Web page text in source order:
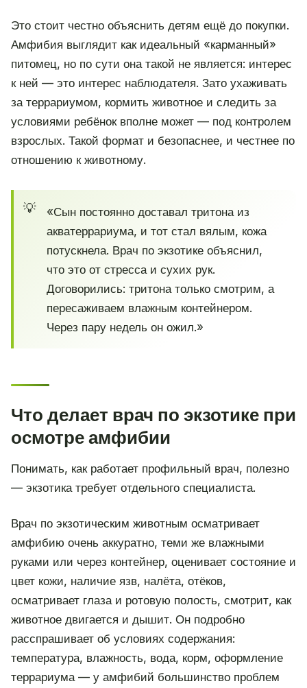
Это стоит честно объяснить детям ещё до покупки.
Амфибия выглядит как идеальный «карманный»
питомец, но по сути она такой не является: интерес
к ней — это интерес наблюдателя. Зато ухаживать
за террариумом, кормить животное и следить за
условиями ребёнок вполне может — под контролем
взрослых. Такой формат и безопаснее, и честнее по
отношению к животному.
«Сын постоянно доставал тритона из
акватеррариума, и тот стал вялым, кожа
потускнела. Врач по экзотике объяснил,
что это от стресса и сухих рук.
Договорились: тритона только смотрим, а
пересаживаем влажным контейнером.
Через пару недель он ожил.»
Что делает врач по экзотике при
осмотре амфибии
Понимать, как работает профильный врач, полезно
— экзотика требует отдельного специалиста.
Врач по экзотическим животным осматривает
амфибию очень аккуратно, теми же влажными
руками или через контейнер, оценивает состояние и
цвет кожи, наличие язв, налёта, отёков,
осматривает глаза и ротовую полость, смотрит, как
животное двигается и дышит. Он подробно
расспрашивает об условиях содержания:
температура, влажность, вода, корм, оформление
террариума — у амфибий большинство проблем